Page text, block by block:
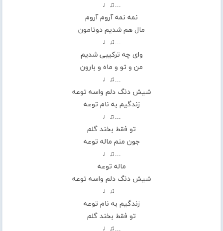
...♫♩
نمه نمه آروم آروم
مال هم شدیم دوتامون
...♫♩
وای چه ترکیبی شدیم
من و تو و ماه و بارون
...♫♩
شیش دنگ دلم واسه توعه
زندگیم به نام توعه
...♫♩
تو فقط بخند گلم
جون منم ماله توعه
...♫♩
ماله توعه
شیش دنگ دلم واسه توعه
...♫♩
زندگیم به نام توعه
تو فقط بخند گلم
...♫♩